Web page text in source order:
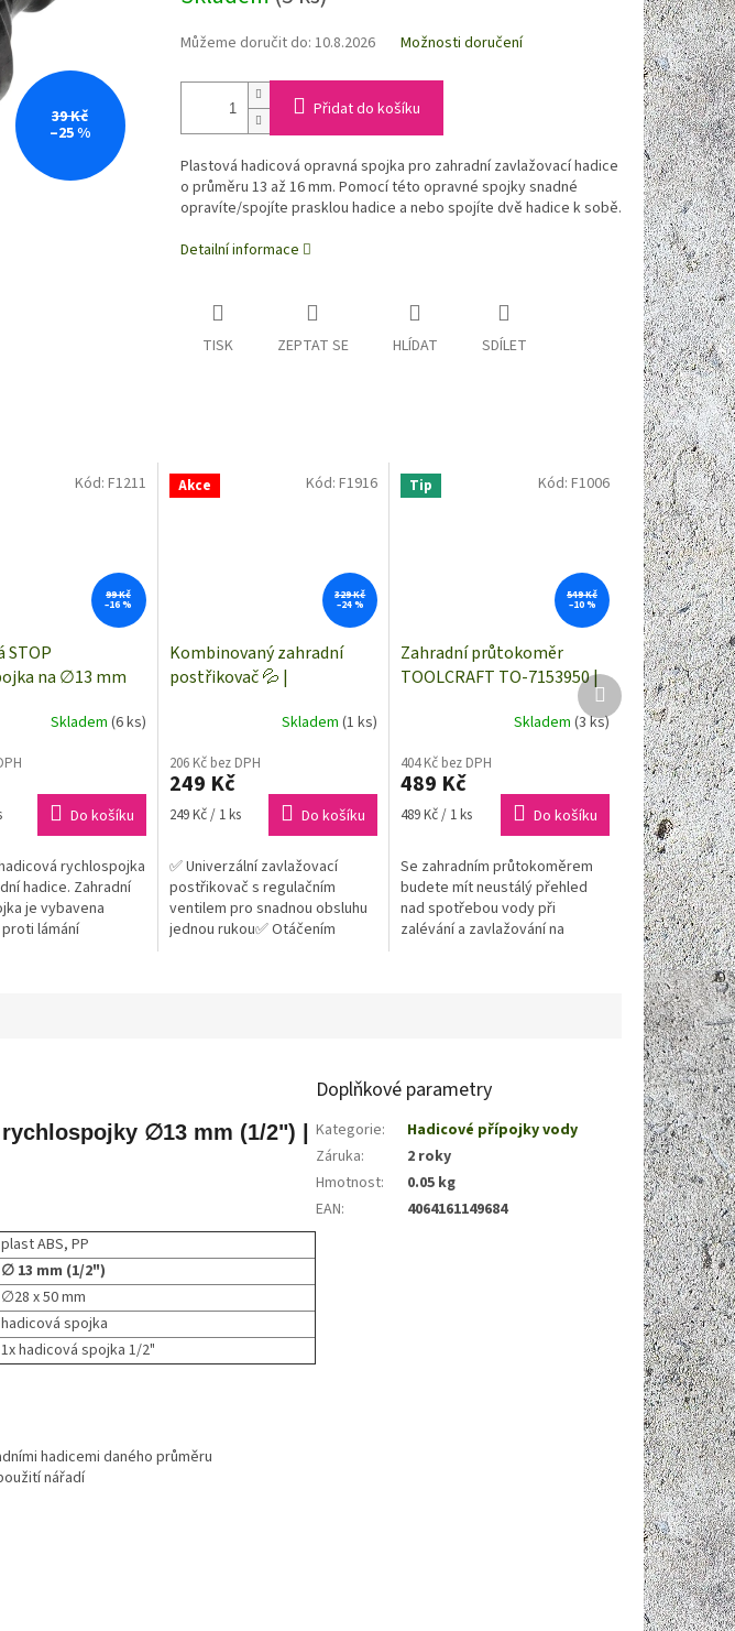
39 Kč
–25 %
Můžeme doručit do: 10.8.2026 Možnosti doručení
Přidat do košíku
Plastová hadicová opravná spojka pro zahradní zavlažovací hadice
o průměru 13 až 16 mm. Pomocí této opravné spojky snadné
opravíte/spojíte prasklou hadice a nebo spojíte dvě hadice k sobě.
Detailní informace
TISK ZEPTAT SE HLÍDAT SDÍLET
99 Kč
–16 %
STOP
na ∅13 mm
Skladem (6 ks)
Do košíku
rychlospojka
hadice. Zahradní
je vybavena
lámání
Kód: F1211 Akce
329 Kč
–24 %
Kombinovaný zahradní
postřikovač 💦 |
Skladem(1 ks)
206 Kč bez DPH
249 Kč
Měrná
249 Kč / 1 ks Do košíku
✅ Univerzální zavlažovací
postřikovač s regulačním
ventilem pro snadnou obsluhu
jednou rukou✅ Otáčením
Kód:F1916 Tip
549 Kč
–10 %
Zahradní průtokoměr
TOOLCRAFT TO-7153950 |
závitové připojení G3/4"
nebo rychlospojky 1/2"
Skladem (3 ks)
404 Kč bez DPH
489 Kč
Měrná
489 Kč / 1 ks Do košíku
Se zahradním průtokoměrem
budete mít neustálý přehled
nad spotřebou vody při
zalévání a zavlažování na
Kód: F1006
Další
produkt
∅13 mm (1/2") |
plast ABS, PP
∅ 13 mm (1/2")
∅28 x 50 mm
hadicová spojka
1x hadicová spojka 1/2"
hadicemi daného průměru
nářadí
Doplňkové parametry
Kategorie:
Hadicové přípojky vody
Záruka:
2 roky
Hmotnost:
0.05 kg
EAN: 4064161149684